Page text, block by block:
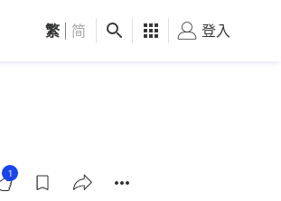
觀點 健康 好食玩飛
繁 简 登入
1